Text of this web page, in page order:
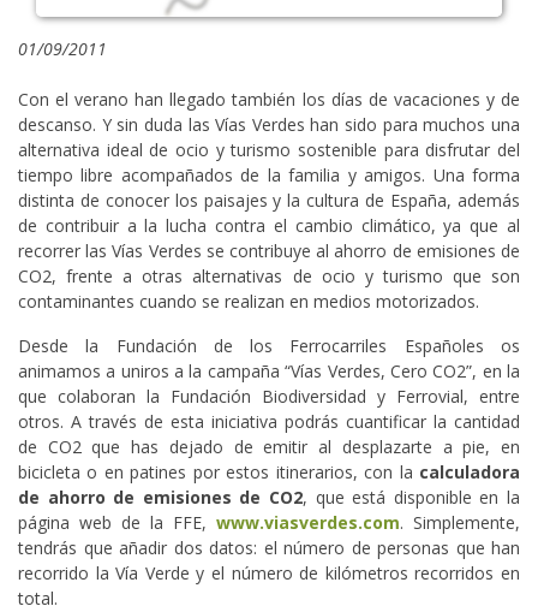
01/09/2011
Con el verano han llegado también los días de vacaciones y de
descanso. Y sin duda las Vías Verdes han sido para muchos una
alternativa ideal de ocio y turismo sostenible para disfrutar del
tiempo libre acompañados de la familia y amigos. Una forma
distinta de conocer los paisajes y la cultura de España, además
de contribuir a la lucha contra el cambio climático, ya que al
recorrer las Vías Verdes se contribuye al ahorro de emisiones de
CO2, frente a otras alternativas de ocio y turismo que son
contaminantes cuando se realizan en medios motorizados.
Desde la Fundación de los Ferrocarriles Españoles os
animamos a uniros a la campaña “Vías Verdes, Cero CO2”, en la
que colaboran la Fundación Biodiversidad y Ferrovial, entre
otros. A través de esta iniciativa podrás cuantificar la cantidad
de CO2 que has dejado de emitir al desplazarte a pie, en
bicicleta o en patines por estos itinerarios, con la calculadora
de ahorro de emisiones de CO2, que está disponible en la
página web de la FFE, www.viasverdes.com. Simplemente,
tendrás que añadir dos datos: el número de personas que han
recorrido la Vía Verde y el número de kilómetros recorridos en
total.